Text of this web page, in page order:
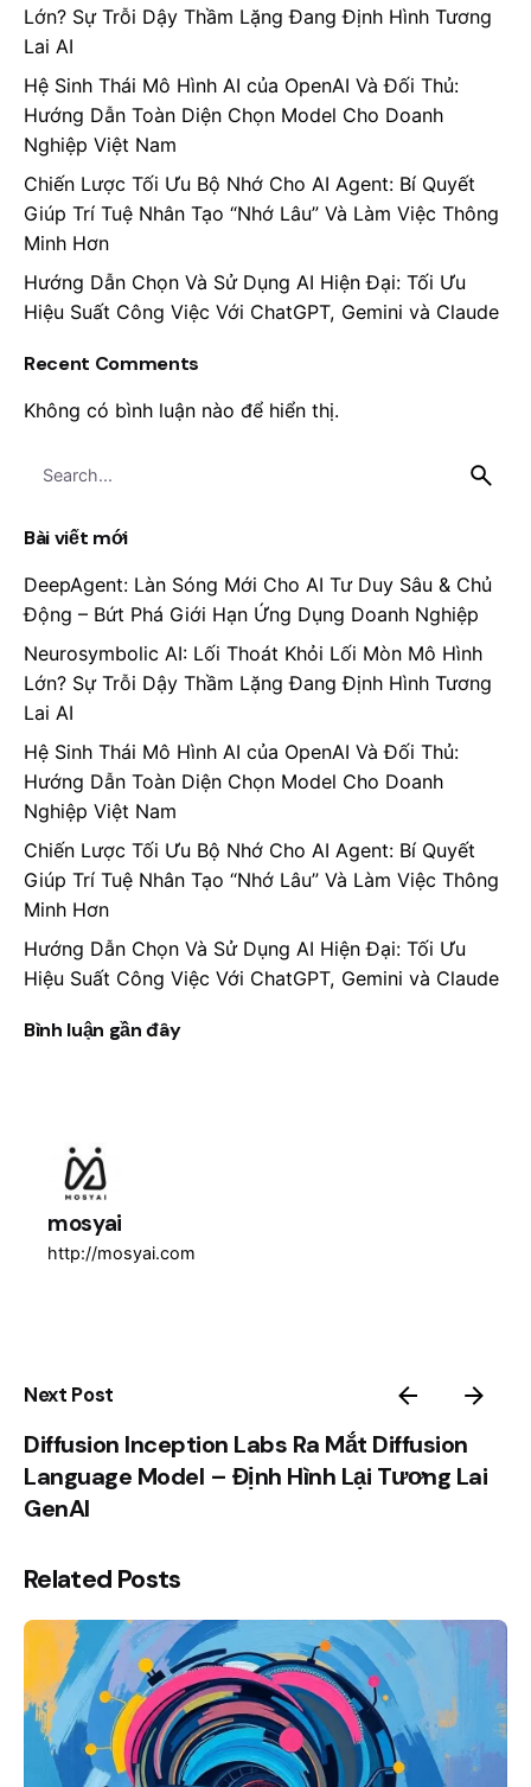
Lớn? Sự Trỗi Dậy Thầm Lặng Đang Định Hình Tương
Lai AI
Hệ Sinh Thái Mô Hình AI của OpenAI Và Đối Thủ:
Hướng Dẫn Toàn Diện Chọn Model Cho Doanh
Nghiệp Việt Nam
Chiến Lược Tối Ưu Bộ Nhớ Cho AI Agent: Bí Quyết
Giúp Trí Tuệ Nhân Tạo “Nhớ Lâu” Và Làm Việc Thông
Minh Hơn
Hướng Dẫn Chọn Và Sử Dụng AI Hiện Đại: Tối Ưu
Hiệu Suất Công Việc Với ChatGPT, Gemini và Claude
Recent Comments
Không có bình luận nào để hiển thị.
Bài viết mới
DeepAgent: Làn Sóng Mới Cho AI Tư Duy Sâu & Chủ
Động – Bứt Phá Giới Hạn Ứng Dụng Doanh Nghiệp
Neurosymbolic AI: Lối Thoát Khỏi Lối Mòn Mô Hình
Lớn? Sự Trỗi Dậy Thầm Lặng Đang Định Hình Tương
Lai AI
Hệ Sinh Thái Mô Hình AI của OpenAI Và Đối Thủ:
Hướng Dẫn Toàn Diện Chọn Model Cho Doanh
Nghiệp Việt Nam
Chiến Lược Tối Ưu Bộ Nhớ Cho AI Agent: Bí Quyết
Giúp Trí Tuệ Nhân Tạo “Nhớ Lâu” Và Làm Việc Thông
Minh Hơn
Hướng Dẫn Chọn Và Sử Dụng AI Hiện Đại: Tối Ưu
Hiệu Suất Công Việc Với ChatGPT, Gemini và Claude
Bình luận gần đây
mosyai
http://mosyai.com
Next Post
Diffusion Inception Labs Ra Mắt Diffusion
Language Model – Định Hình Lại Tương Lai
GenAI
Related Posts